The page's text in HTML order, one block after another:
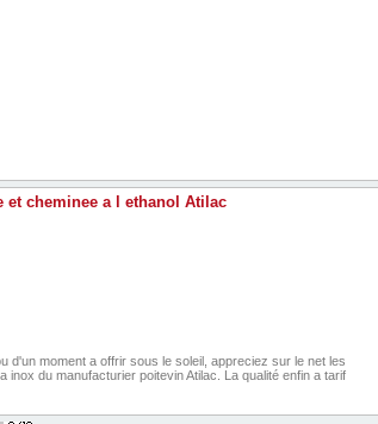
et cheminee a l ethanol Atilac
d'un moment a offrir sous le soleil, appreciez sur le net les
inox du manufacturier poitevin Atilac. La qualité enfin a tarif